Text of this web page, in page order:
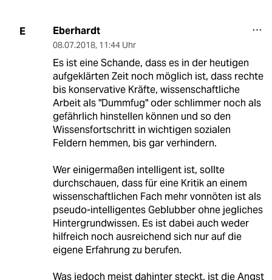
E Eberhardt
08.07.2018, 11:44 Uhr
Es ist eine Schande, dass es in der heutigen
aufgeklärten Zeit noch möglich ist, dass rechte
bis konservative Kräfte, wissenschaftliche
Arbeit als "Dummfug" oder schlimmer noch als
gefährlich hinstellen können und so den
Wissensfortschritt in wichtigen sozialen
Feldern hemmen, bis gar verhindern.
Wer einigermaßen intelligent ist, sollte
durchschauen, dass für eine Kritik an einem
wissenschaftlichen Fach mehr vonnöten ist als
pseudo-intelligentes Geblubber ohne jegliches
Hintergrundwissen. Es ist dabei auch weder
hilfreich noch ausreichend sich nur auf die
eigene Erfahrung zu berufen.
Was jedoch meist dahinter steckt, ist die Angst